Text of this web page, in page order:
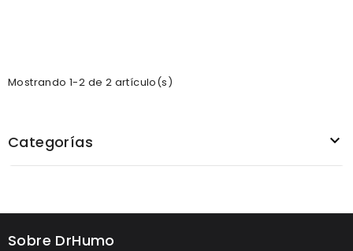
Mostrando 1-2 de 2 artículo(s)
Categorías 
Sobre DrHumo